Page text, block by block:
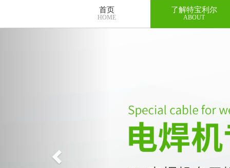
首页
HOME
了解特宝利尔
ABOUT